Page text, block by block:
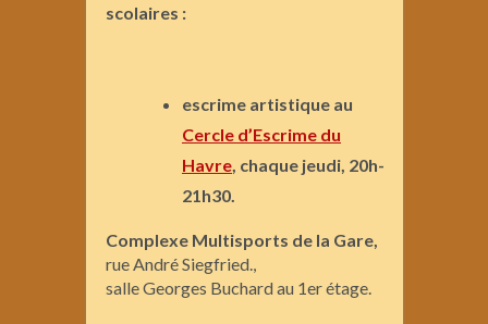
scolaires :
escrime artistique au
Cercle d’Escrime du
Havre , chaque jeudi, 20h-
21h30.
Complexe Multisports de la Gare,
rue André Siegfried.,
salle Georges Buchard au 1er étage.